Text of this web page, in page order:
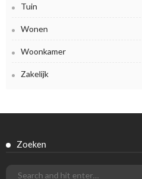
Tuin
Wonen
Woonkamer
Zakelijk
Zoeken